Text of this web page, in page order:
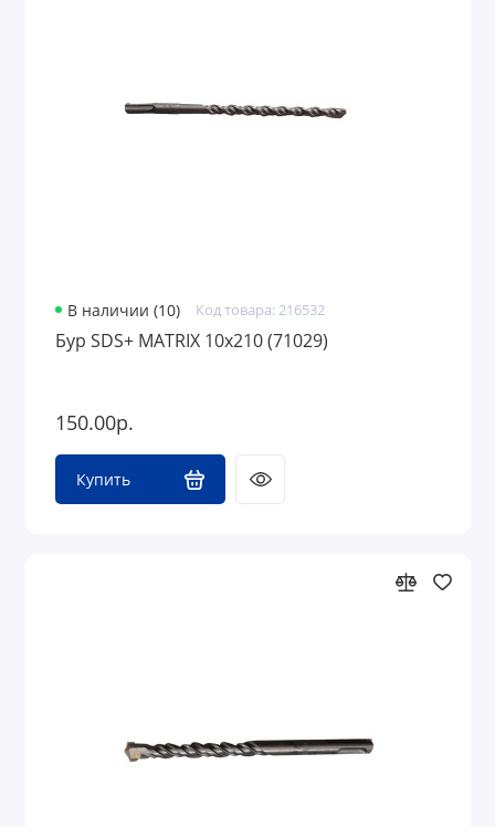
В наличии (10) Код товара: 216532
Бур SDS+ MATRIX 10х210 (71029)
150.00р.
Купить